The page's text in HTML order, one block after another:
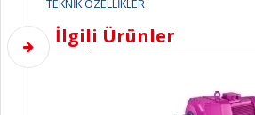
TEKNİK ÖZELLİKLER
İlgili Ürünler